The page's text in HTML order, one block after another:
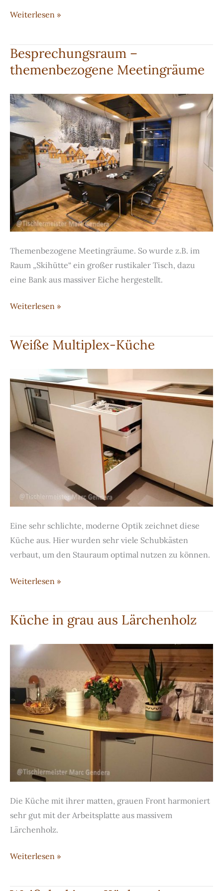
RAL-
Küche
mit
massiver
aus
Eiche
Weiterlesen »
Besprechungsraum –
themenbezogene Meetingräume
Themenbezogene Meetingräume. So wurde z.B. im
Raum „Skihütte“ ein großer rustikaler Tisch, dazu
eine Bank aus massiver Eiche hergestellt.
Besprechungsraum
themenbezogene
Meetingräume
Weiterlesen »
Weiße Multiplex-Küche
Eine sehr schlichte, moderne Optik zeichnet diese
Küche aus. Hier wurden sehr viele Schubkästen
verbaut, um den Stauraum optimal nutzen zu können.
Weiße
Küche
Weiterlesen »
Küche in grau aus Lärchenholz
Die Küche mit ihrer matten, grauen Front harmoniert
sehr gut mit der Arbeitsplatte aus massivem
Lärchenholz.
Küche
grau
Weiterlesen »